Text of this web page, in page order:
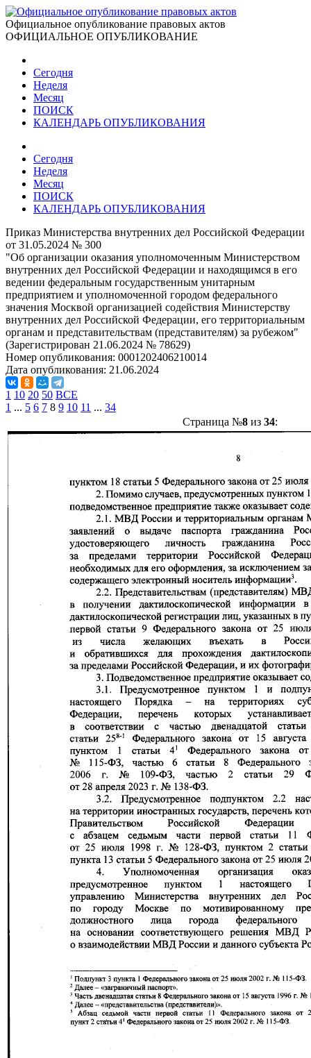
Официальное опубликование правовых актов
ОФИЦИАЛЬНОЕ ОПУБЛИКОВАНИЕ
Сегодня
Неделя
Месяц
ПОИСК
КАЛЕНДАРЬ ОПУБЛИКОВАНИЯ
Сегодня
Неделя
Месяц
ПОИСК
КАЛЕНДАРЬ ОПУБЛИКОВАНИЯ
Приказ Министерства внутренних дел Российской Федерации
от 31.05.2024 № 300
"Об организации оказания уполномоченным Министерством
внутренних дел Российской Федерации и находящимся в его
ведении федеральным государственным унитарным
предприятием и уполномоченной городом федерального
значения Москвой организацией содействия Министерству
внутренних дел Российской Федерации, его территориальным
органам и представительствам (представителям) за рубежом"
(Зарегистрирован 21.06.2024 № 78629)
Номер опубликования: 0001202406210014
Дата опубликования: 21.06.2024
1 10 20 50 ВСЕ
1 ... 5 6 7 8 9 10 11 ... 34
Страница №8из 34: